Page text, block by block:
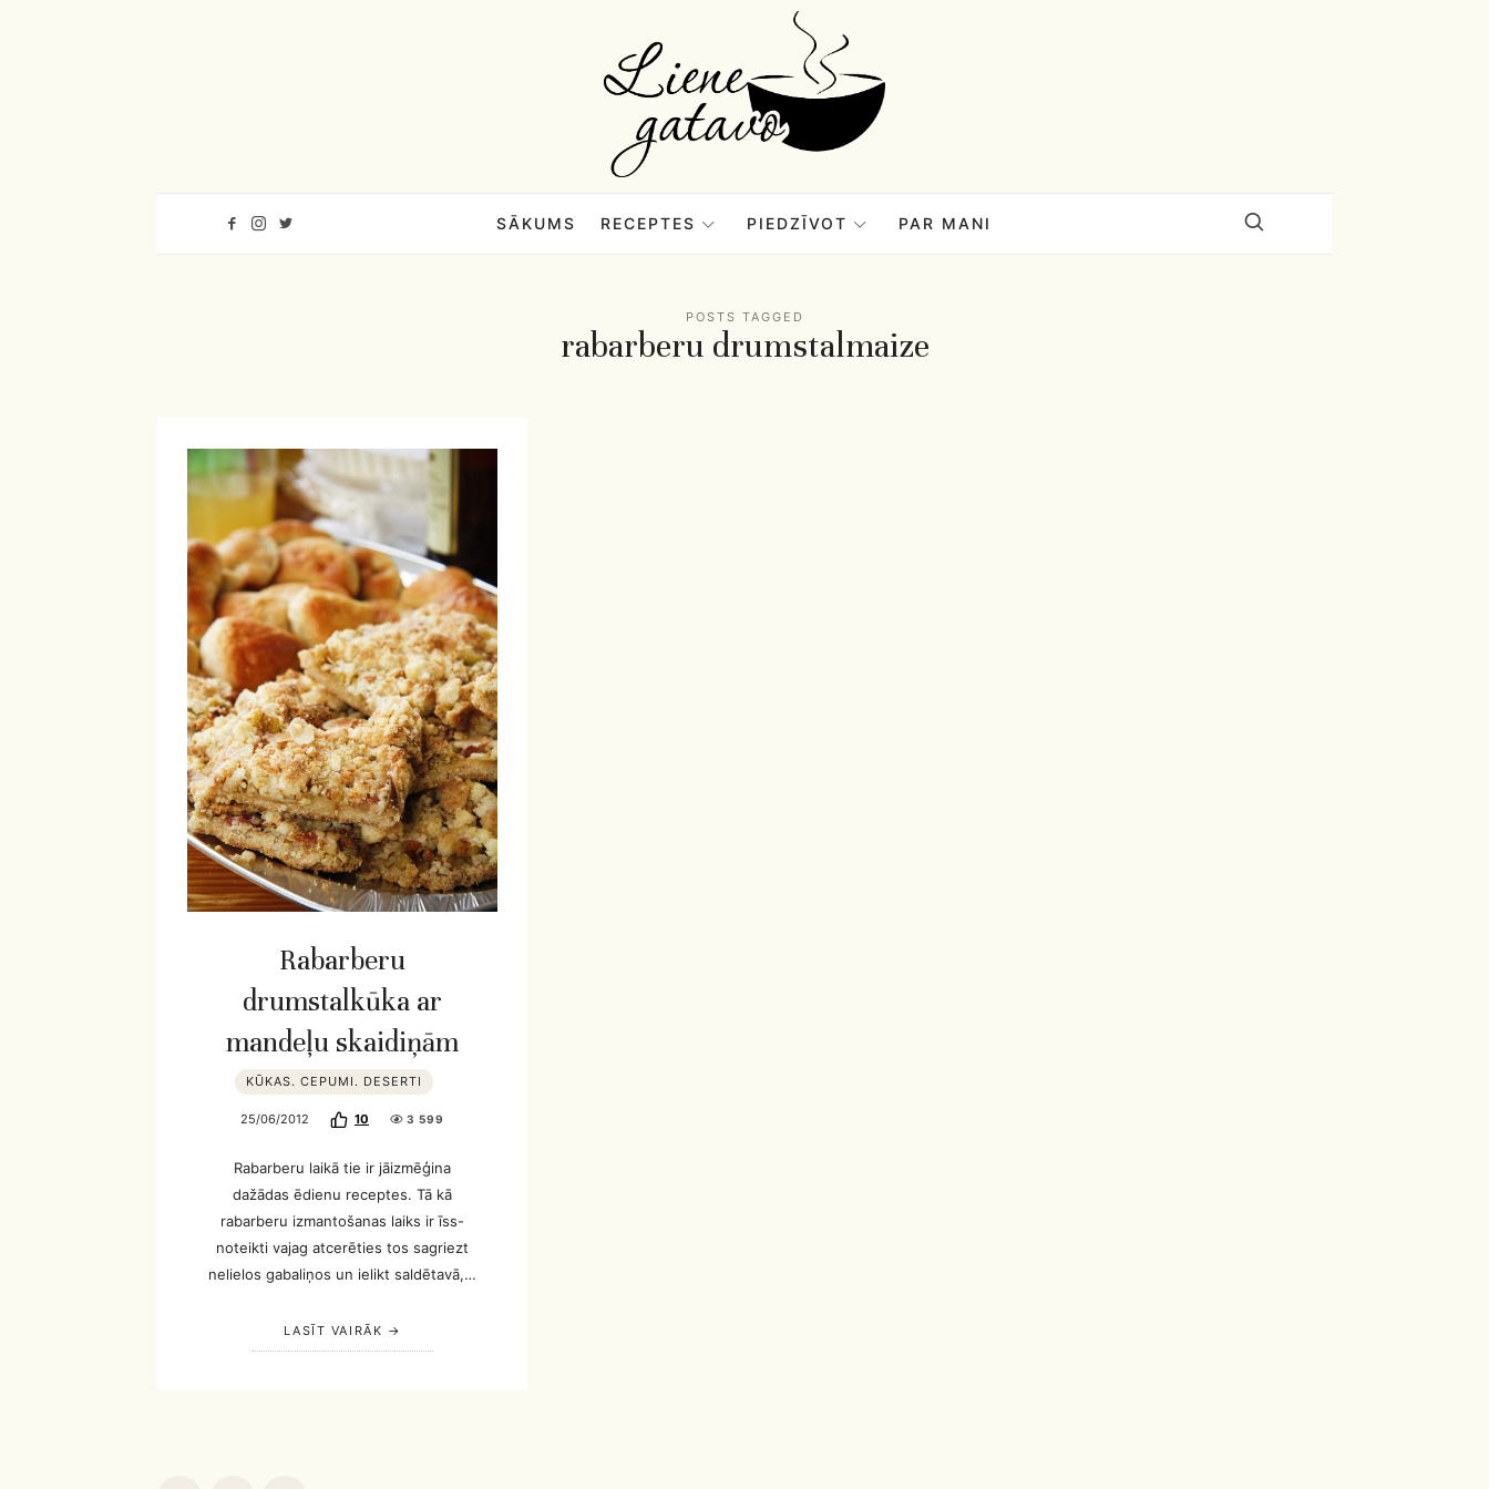
Liene
Gatavo
–
Mana
SĀKUMS RECEPTES PIEDZĪVOT PAR MANI
POSTS TAGGED
rabarberu drumstalmaize
Rabarberu
drumstalkūka ar
mandeļu skaidiņām
KŪKAS. CEPUMI. DESERTI
25/06/2012 10 3 599
Rabarberu laikā tie ir jāizmēģina
dažādas ēdienu receptes. Tā kā
rabarberu izmantošanas laiks ir īss-
noteikti vajag atcerēties tos sagriezt
nelielos gabaliņos un ielikt saldētavā,…
LASĪT VAIRĀK